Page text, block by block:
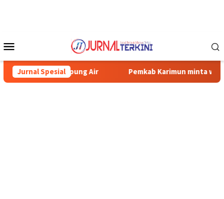
Mobile
Jurnal Spesial
Air Pemkab Karimun minta warga tidak